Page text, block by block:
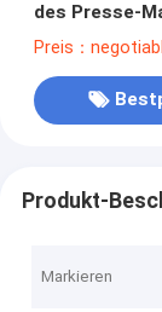
des Presse-
Preis：
Produkt-
Markieren